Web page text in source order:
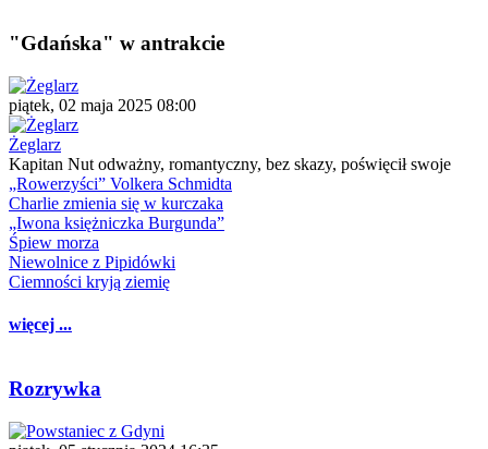
"Gdańska" w antrakcie
piątek, 02 maja 2025 08:00
Żeglarz
Kapitan Nut odważny, romantyczny, bez skazy, poświęcił swoje
„Rowerzyści” Volkera Schmidta
Charlie zmienia się w kurczaka
„Iwona księżniczka Burgunda”
Śpiew morza
Niewolnice z Pipidówki
Ciemności kryją ziemię
więcej ...
Rozrywka